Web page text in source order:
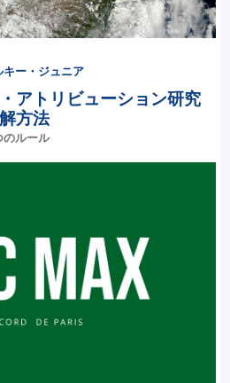
キー・ジュニア
アトリビューション研究
方法
のルール